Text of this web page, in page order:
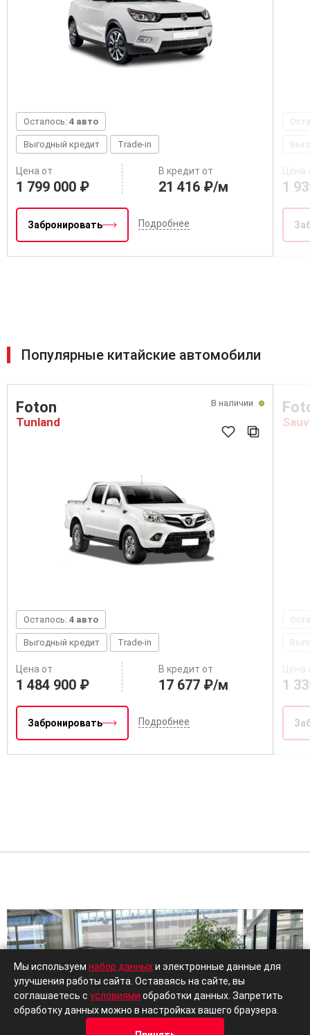
Осталось: 4 авто
Выгодный кредит Trade-in
Цена от
1 799 000 ₽
В кредит от
21 416 ₽/м
Забронировать Подробнее
Цена
1
Популярные китайские автомобили
В наличии
Foton
Tunland
Осталось: 4 авто
Выгодный кредит Trade-in
Цена от
1 484 900 ₽
В кредит от
17 677 ₽/м
Забронировать Подробнее
Цена
1
Мы используем набор данныхи электронные данные для
улучшения работы сайта. Оставаясь на сайте, вы
соглашаетесь с условиями обработки данных. Запретить
обработку данных можно в настройках вашего браузера.